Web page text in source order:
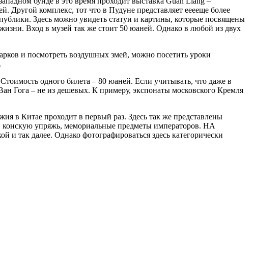
комплекс, тот что в Пудуне представляет ееееще более
Здесь можно увидеть статуи и картины, которые посвящены
Вход в музей так же стоит 50 юаней. Однако в любой из двух
и посмотреть воздушных змей, можно посетить уроки
одного билета – 80 юаней. Если учитывать, что даже в
Гога – не из дешевых. К примеру, экспонаты московского Кремля
в Китае проходит в первый раз. Здесь так же представлены
конскую упряжь, мемориальные предметы императоров. НА
так далее. Однако фотографироваться здесь категорически